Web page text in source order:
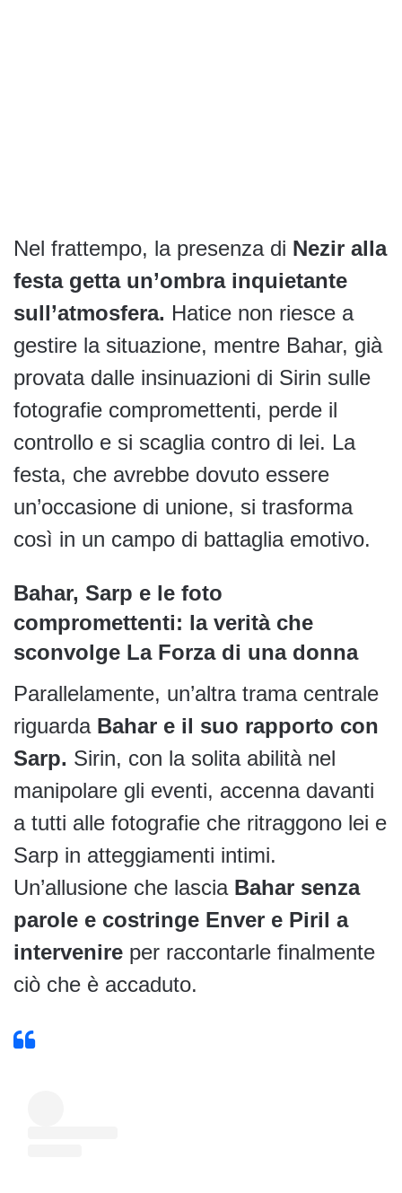
Nel frattempo, la presenza di Nezir alla
festa getta un’ombra inquietante
sull’atmosfera. Hatice non riesce a
gestire la situazione, mentre Bahar, già
provata dalle insinuazioni di Sirin sulle
fotografie compromettenti, perde il
controllo e si scaglia contro di lei. La
festa, che avrebbe dovuto essere
un’occasione di unione, si trasforma
così in un campo di battaglia emotivo.
Bahar, Sarp e le foto
compromettenti: la verità che
sconvolge La Forza di una donna
Parallelamente, un’altra trama centrale
riguarda Bahar e il suo rapporto con
Sarp. Sirin, con la solita abilità nel
manipolare gli eventi, accenna davanti
a tutti alle fotografie che ritraggono lei e
Sarp in atteggiamenti intimi.
Un’allusione che lascia Bahar senza
parole e costringe Enver e Piril a
intervenire per raccontarle finalmente
ciò che è accaduto.